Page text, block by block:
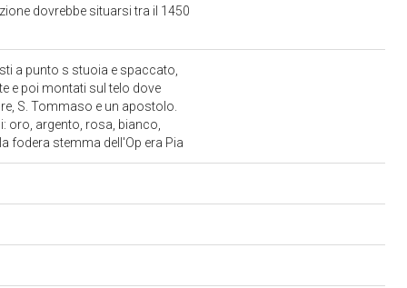
dovrebbe situarsi tra il 1450
a punto s stuoia e spaccato,
e poi montati sul telo dove
S. Tommaso e un apostolo.
oro, argento, rosa, bianco,
fodera stemma dell'Op era Pia